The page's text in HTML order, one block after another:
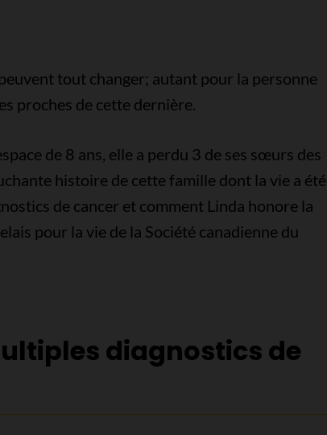
tout changer; autant pour la personne
proches de cette dernière.
de 8 ans, elle a perdu 3 de ses sœurs des
histoire de cette famille dont la vie a été
de cancer et comment Linda honore la
pour la vie de la Société canadienne du
diagnostics de